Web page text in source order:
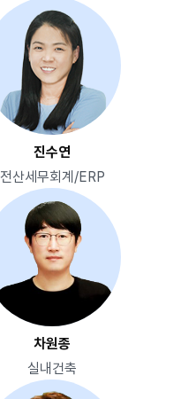
진수연
전산세무회계/ERP
차원종
실내건축